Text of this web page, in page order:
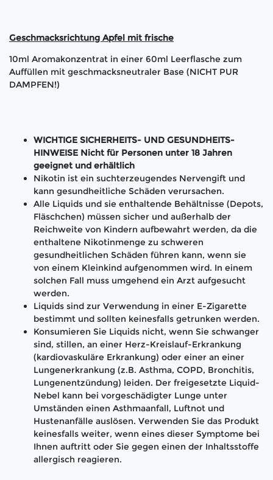
Geschmacksrichtung Apfel mit frische
10ml Aromakonzentrat in einer 60ml Leerflasche zum
Auffüllen mit geschmacksneutraler Base (NICHT PUR
DAMPFEN!)
WICHTIGE SICHERHEITS- UND GESUNDHEITS-
HINWEISE Nicht für Personen unter 18 Jahren
geeignet und erhältlich
Nikotin ist ein suchterzeugendes Nervengift und
kann gesundheitliche Schäden verursachen.
Alle Liquids und sie enthaltende Behältnisse (Depots,
Fläschchen) müssen sicher und außerhalb der
Reichweite von Kindern aufbewahrt werden, da die
enthaltene Nikotinmenge zu schweren
gesundheitlichen Schäden führen kann, wenn sie
von einem Kleinkind aufgenommen wird. In einem
solchen Fall muss umgehend ein Arzt aufgesucht
werden.
Liquids sind zur Verwendung in einer E-Zigarette
bestimmt und sollten keinesfalls getrunken werden.
Konsumieren Sie Liquids nicht, wenn Sie schwanger
sind, stillen, an einer Herz-Kreislauf-Erkrankung
(kardiovaskuläre Erkrankung) oder einer an einer
Lungenerkrankung (z.B. Asthma, COPD, Bronchitis,
Lungenentzündung) leiden. Der freigesetzte Liquid-
Nebel kann bei vorgeschädigter Lunge unter
Umständen einen Asthmaanfall, Luftnot und
Hustenanfälle auslösen. Verwenden Sie das Produkt
keinesfalls weiter, wenn eines dieser Symptome bei
Ihnen auftritt oder Sie gegen einen der Inhaltsstoffe
allergisch reagieren.